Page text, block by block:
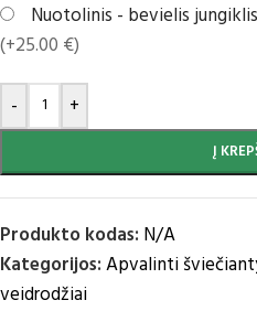
Nuotolinis - bevielis
(+25.00 €)
- +
Į
Produkto kodas: N/A
Kategorijos:Apvalinti
veidrodžiai